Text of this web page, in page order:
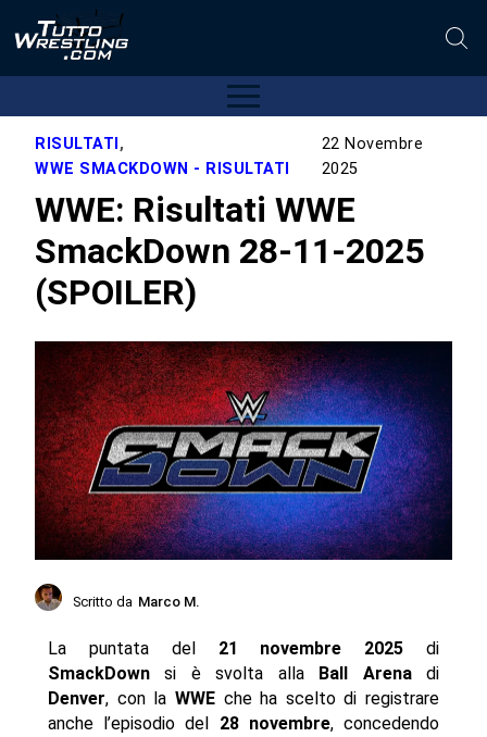
RISULTATI,
WWE SMACKDOWN - RISULTATI
22 Novembre
2025
WWE: Risultati WWE
SmackDown 28-11-2025
(SPOILER)
Scritto da Marco M.
La puntata del 21 novembre 2025 di
SmackDownsi è svolta alla Ball Arenadi
Denver, con la WWEche ha scelto di registrare
anche l’episodio del 28 novembre, concedendo